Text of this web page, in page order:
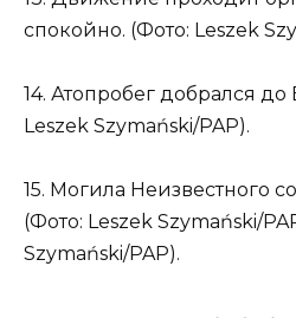
спокойно. (Фото: Leszek
14. Атопробег добрался
Leszek Szymański/PAP).
15. Могила Неизвестного
(Фото: Leszek Szymański/
Szymański/PAP).